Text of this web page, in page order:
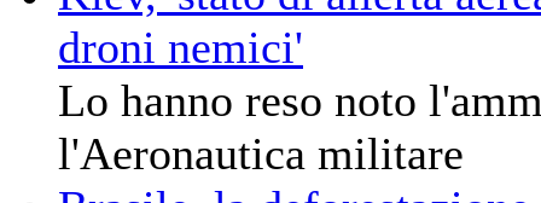
droni nemici'
Lo hanno reso noto
l'Aeronautica militare